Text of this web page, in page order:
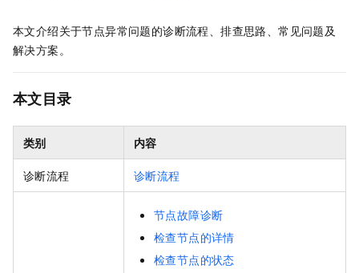
本文介绍关于节点异常问题的诊断流程、排查思路、常见问题及
解决方案。
本文目录
类别 内容
诊断流程 诊断流程
节点故障诊断
检查节点的详情
检查节点的状态